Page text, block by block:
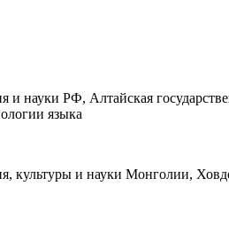
и науки РФ, Алтайская
языка
культуры и науки Монголии,